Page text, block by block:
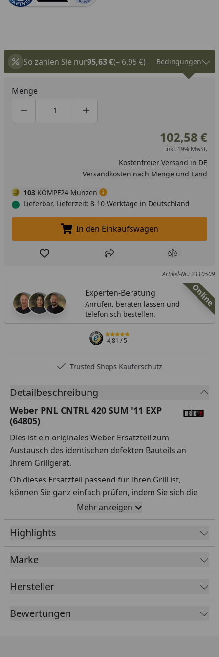
So zahlen Sie nur95,63 €(– 6,95 €) Bedingungen
Menge
Produktmenge um eins verringern
Produktmenge manuell eingeben
Produktmenge um eins erhöhen
102,58 €
inkl. 19% MwSt.
Kostenfreier Versand in DE
Versandkosten nach Menge und Land
103 KÖMPF24 Münzen
Lieferbar, Lieferzeit: 8-10 Werktage in Deutschland
In den Einkaufswagen legen
In den Einkaufswagen
Produkt zur Wunschliste hinzufügen
Teilen Produkt
Artikel-Nr.: 2110509
Online
Experten-Beratung
Anrufen, beraten lassen und
telefonisch bestellen.
4,81/ 5
Trusted Shops Käuferschutz
Detailbeschreibung
Weber PNL CNTRL 420 SUM '11 EXP
(64805)
Dies ist ein originales Weber Ersatzteil zum
Austausch des identischen defekten Bauteils an
Ihrem Grillgerät.
Ob dieses Ersatzteil passend für Ihren Grill ist,
können Sie ganz einfach prüfen, indem Sie sich die
Explosionszeichnung Ihres Grills anschauen und dort
das betreffende Teil heraussuchen.
Über die Seriennummer Ihres Grillgeräts kommen Sie
ganz einfach zur passenden Explosionszeichnung.
Geben Sie dafür die Seriennummer
Sollte Ihnen nicht bekannt sein, wo Sie die
Seriennummer finden, klicken Sie bitteHIER.
Mehr anzeigen
Highlights
Marke
Hersteller
Bewertungen